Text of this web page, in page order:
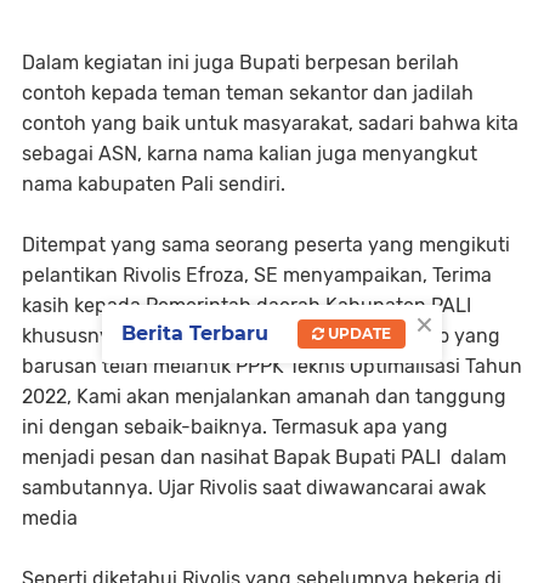
Dalam kegiatan ini juga Bupati berpesan berilah
contoh kepada teman teman sekantor dan jadilah
contoh yang baik untuk masyarakat, sadari bahwa kita
sebagai ASN, karna nama kalian juga menyangkut
nama kabupaten Pali sendiri.
Ditempat yang sama seorang peserta yang mengikuti
pelantikan Rivolis Efroza, SE menyampaikan, Terima
kasih kepada Pemerintah daerah Kabupaten PALI
khususnya Bapak Bupati PALI H. Heri Amalindo yang
barusan telah melantik PPPK Teknis Optimalisasi Tahun
2022, Kami akan menjalankan amanah dan tanggung
ini dengan sebaik-baiknya. Termasuk apa yang
menjadi pesan dan nasihat Bapak Bupati PALI dalam
sambutannya. Ujar Rivolis saat diwawancarai awak
media
×
Berita Terbaru UPDATE